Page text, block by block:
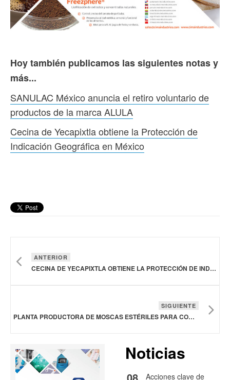
Hoy también publicamos las siguientes notas y
más...
SANULAC México anuncia el retiro voluntario de
productos de la marca ALULA
Cecina de Yecapixtla obtiene la Protección de
Indicación Geográfica en México
ANTERIOR
CECINA DE YECAPIXTLA OBTIENE LA PROTECCIÓN DE INDICACIÓN GEOGRÁFICA EN MÉXICO
SIGUIENTE
PLANTA PRODUCTORA DE MOSCAS ESTÉRILES PARA COMBATIR EL GUSANO BARRENADOR, UBICADA EN CHIAPAS, PRESENTA AVANCE DEL 50%
Noticias
Acciones clave de